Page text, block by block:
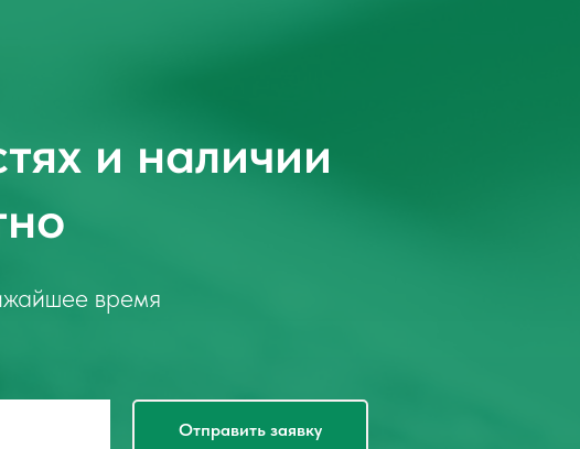
и наличии
время
Отправить заявку